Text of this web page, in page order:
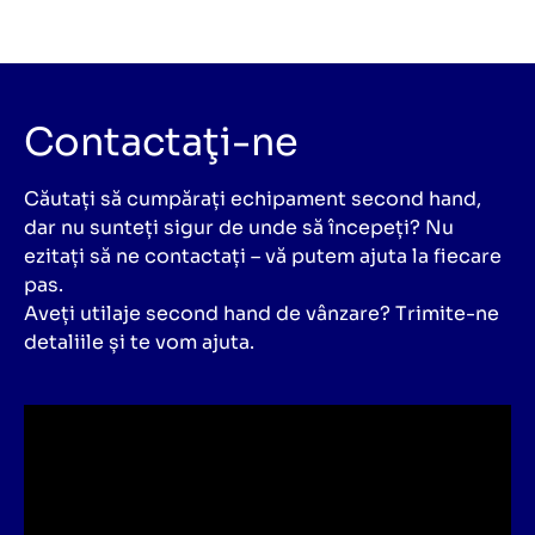
Contactaţi-ne
Căutați să cumpărați echipament second hand,
dar nu sunteți sigur de unde să începeți? Nu
ezitați să ne contactați – vă putem ajuta la fiecare
pas.
Aveți utilaje second hand de vânzare? Trimite-ne
detaliile și te vom ajuta.